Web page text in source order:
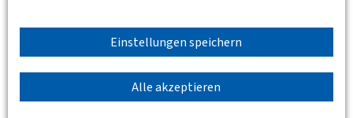
Einstellungen speichern
Alle akzeptieren
17.11.2026 15:00 - 18:00
Paulskirche Frankfurt am Main